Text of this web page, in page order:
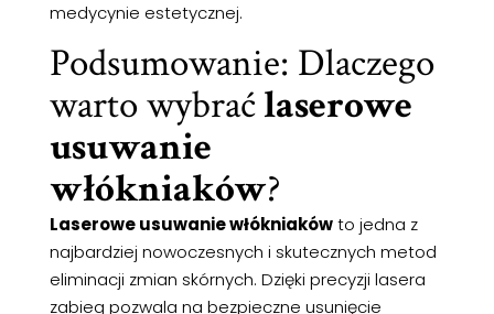
medycynie estetycznej.
Podsumowanie: Dlaczego
warto wybraćlaserowe
usuwanie
włókniaków?
Laserowe usuwanie włókniakówto jedna z
najbardziej nowoczesnych i skutecznych metod
eliminacji zmian skórnych. Dzięki precyzji lasera
zabieg pozwala na bezpieczne usunięcie